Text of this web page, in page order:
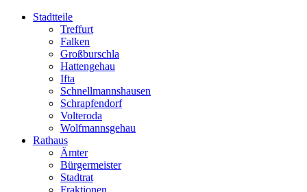
Stadtteile
Treffurt
Falken
Großburschla
Hattengehau
Ifta
Schnellmannshausen
Schrapfendorf
Volteroda
Wolfmannsgehau
Rathaus
Ämter
Bürgermeister
Stadtrat
Fraktionen